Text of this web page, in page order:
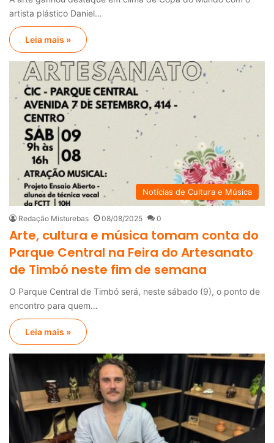
artista plástico Daniel…
Leia mais »
Notícias de Cultura e Música
Redação Misturebas 08/08/2025 0
Arte, cultura e música tomam conta do
Parque Central na Feira do Artesanato
de Timbó neste fim de semana
O Parque Central de Timbó será, neste sábado (9), o ponto de
encontro para quem…
Leia mais »